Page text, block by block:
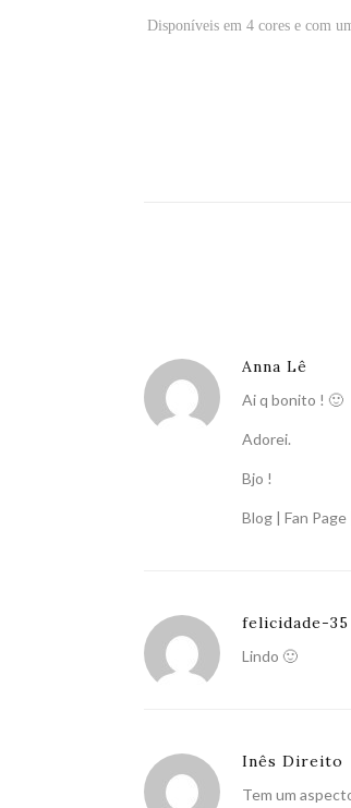
Disponíveis em 4 cores e com
Anna Lê
Ai q bonito ! 🙂
Adorei.
Bjo !
Blog | Fan Page
felicidade-35
Lindo 🙂
Inês Direito
Tem um